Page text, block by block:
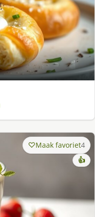
Maak favoriet4
👍